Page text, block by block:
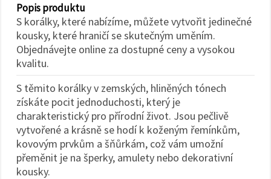
Popis produktu
S korálky, které nabízíme, můžete vytvořit jedinečné
kousky, které hraničí se skutečným uměním.
Objednávejte online za dostupné ceny a vysokou
kvalitu.
S těmito korálky v zemských, hliněných tónech
získáte pocit jednoduchosti, který je
charakteristický pro přírodní život. Jsou pečlivě
vytvořené a krásně se hodí k koženým řemínkům,
kovovým prvkům a šňůrkám, což vám umožní
přeměnit je na šperky, amulety nebo dekorativní
kousky.